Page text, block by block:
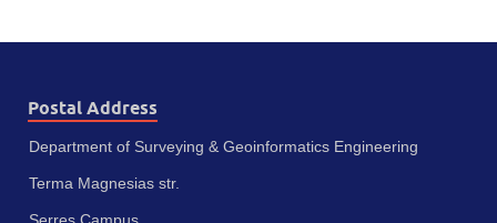
Postal Address
Department of Surveying & Geoinformatics Engineering
Terma Magnesias str.